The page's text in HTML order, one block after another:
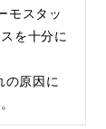
モスタッ
を十分に
の原因に